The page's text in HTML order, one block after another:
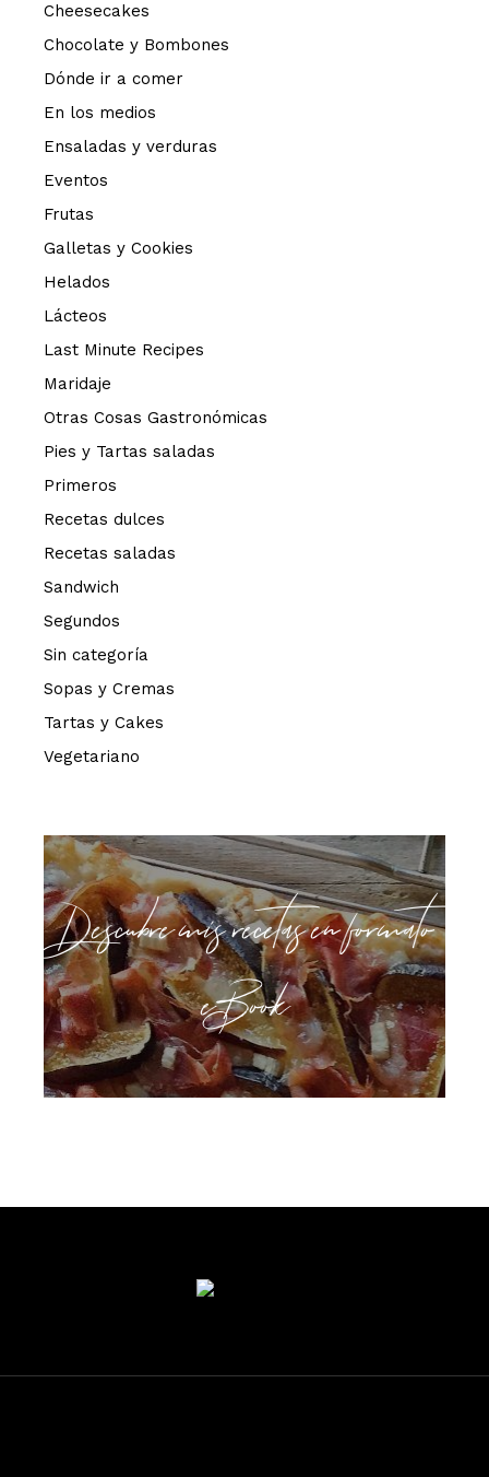
Cheesecakes
Chocolate y Bombones
Dónde ir a comer
En los medios
Ensaladas y verduras
Eventos
Frutas
Galletas y Cookies
Helados
Lácteos
Last Minute Recipes
Maridaje
Otras Cosas Gastronómicas
Pies y Tartas saladas
Primeros
Recetas dulces
Recetas saladas
Sandwich
Segundos
Sin categoría
Sopas y Cremas
Tartas y Cakes
Vegetariano
Descubre mis recetas en formato
eBook